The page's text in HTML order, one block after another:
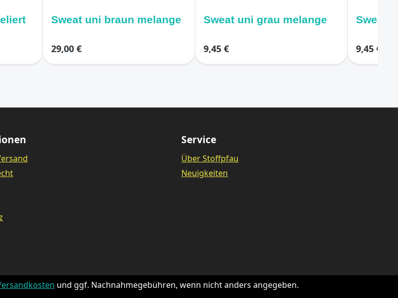
Sweat uni braun melange
29,00 €
Sweat uni grau melange
9,45 €
Sweat
9,45 €
Service
Über Stoffpfau
Neuigkeiten
und ggf. Nachnahmegebühren, wenn nicht anders angegeben.